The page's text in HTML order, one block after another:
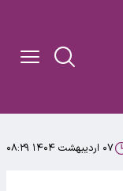
۰۷ اردیبهشت ۱۴۰۴ ۰۸:۲۹